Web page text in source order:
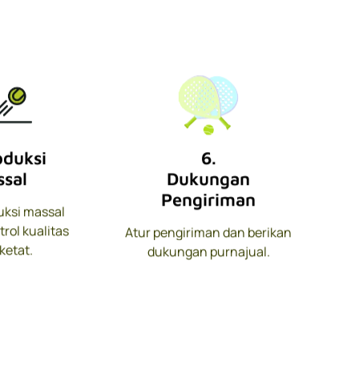
massal
kualitas
6.
Dukungan
Pengiriman
Atur pengiriman dan berikan
dukungan purnajual.